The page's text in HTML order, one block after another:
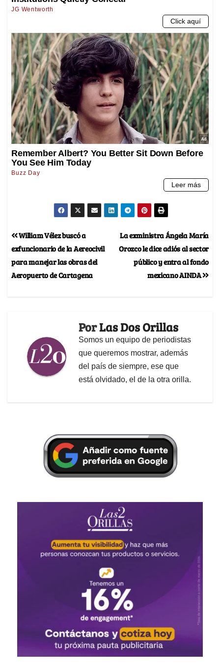
La exministra Ángela María
Orozco le dice adiós al sector
público y entra al fondo
mexicano AINDA
William Vélez buscó a
exfuncionario de la Aereocivil
para manejar las obras del
Aeropuerto de Cartagena
PorLas Dos Orillas
Somos un equipo de periodistas
que queremos mostrar, además
del país de siempre, ese que
está olvidado, el de la otra orilla.